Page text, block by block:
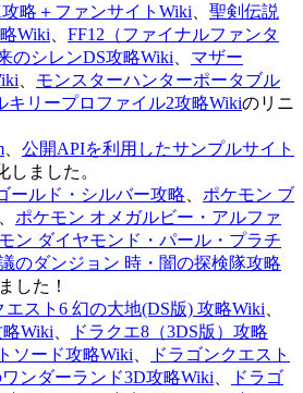
略＋ファンサイトWiki
聖剣伝説
Wiki
FF12（ファイナルファンタ
のシレンDS攻略Wiki
マザー
モンスターハンターポータブル
キリープロファイル2攻略Wikiのリニ
公開APIを利用したサンプルサイト
しました。
ールド・シルバー攻略
ポケモン ブ
ポケモン オメガルビー・アルファ
ン ダイヤモンド・パール・プラチ
のダンジョン 時・闇の探検隊攻略
した！
エスト6 幻の大地(DS版) 攻略Wiki
略Wiki
ドラクエ8（3DS版）攻略
ソード攻略Wiki
ドラゴンクエスト
ンダーランド3D攻略Wiki
ドラゴ